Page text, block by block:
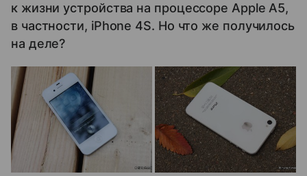
к жизни устройства на процессоре Apple A5,
в частности, iPhone 4S. Но что же получилось
на деле?